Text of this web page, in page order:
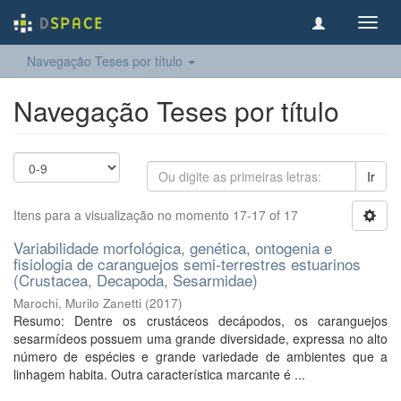
Navegação Teses por título
Navegação Teses por título
Ir
Itens para a visualização no momento 17-17 of 17
Variabilidade morfológica, genética, ontogenia e
fisiologia de caranguejos semi-terrestres estuarinos
(Crustacea, Decapoda, Sesarmidae)
Marochi, Murilo Zanetti (2017)
Resumo: Dentre os crustáceos decápodos, os caranguejos
sesarmídeos possuem uma grande diversidade, expressa no alto
número de espécies e grande variedade de ambientes que a
linhagem habita. Outra característica marcante é ...